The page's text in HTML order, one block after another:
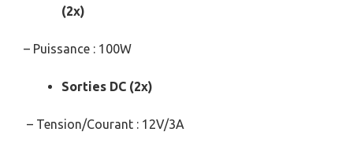
(2x)
– Puissance : 100W
Sorties DC (2x)
– Tension/Courant : 12V/3A